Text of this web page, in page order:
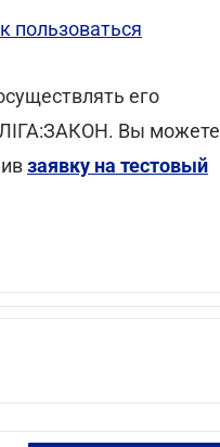
пользоваться
его
Вы можете
заявку на тестовый